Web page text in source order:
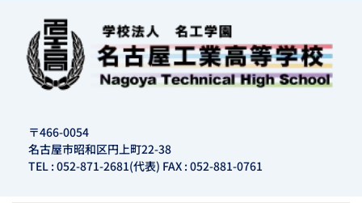
〒466-0054
名古屋市昭和区円上町22-38
TEL : 052-871-2681(代表) FAX : 052-881-0761